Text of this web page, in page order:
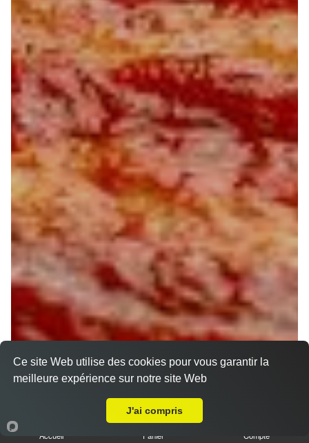
Accueil Panier Compte
Ce site Web utilise des cookies pour vous garantir la
meilleure expérience sur notre site Web
J'ai compris